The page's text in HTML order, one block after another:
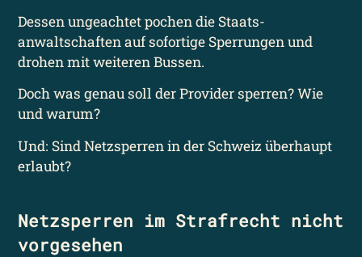
Dessen ungeachtet pochen die Staats­
anwaltschaften auf sofortige Sperrungen und
drohen mit weiteren Bussen.
Doch was genau soll der Provider sperren? Wie
und warum?
Und: Sind Netzsperren in der Schweiz überhaupt
erlaubt?
Netzsperren im Strafrecht nicht
vorgesehen